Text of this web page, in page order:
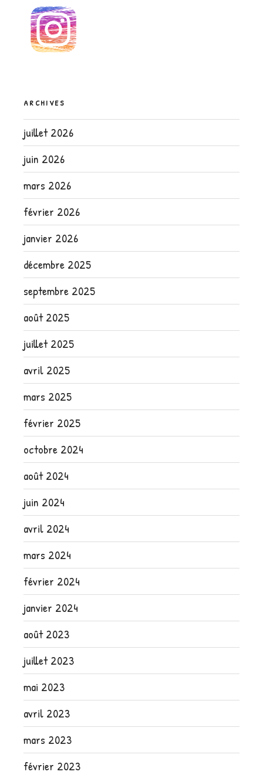
ARCHIVES
juillet 2026
juin 2026
mars 2026
février 2026
janvier 2026
décembre 2025
septembre 2025
août 2025
juillet 2025
avril 2025
mars 2025
février 2025
octobre 2024
août 2024
juin 2024
avril 2024
mars 2024
février 2024
janvier 2024
août 2023
juillet 2023
mai 2023
avril 2023
mars 2023
février 2023